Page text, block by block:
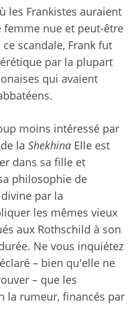
les Frankistes auraient
nue et peut-être
scandale, Frank fut
par la plupart
qui avaient
moins intéressé par
la Shekhina Elle est
dans sa fille et
philosophie de
par la
les mêmes vieux
aux Rothschild à son
Ne vous inquiétez
– bien qu'elle ne
– que les
la rumeur, financés par